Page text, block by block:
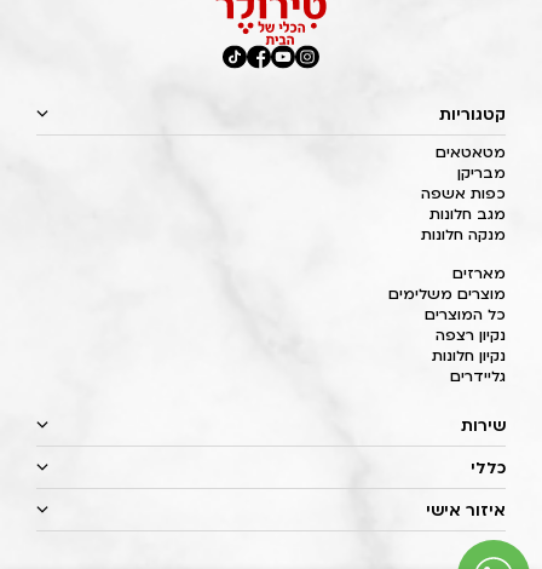
קטגוריות
מטאטאים
מבריקן
כפות אשפה
מגב חלונות
מנקה חלונות
מארזים
מוצרים משלימים
כל המוצרים
נקיון רצפה
נקיון חלונות
גליידרים
שירות
כללי
איזור אישי